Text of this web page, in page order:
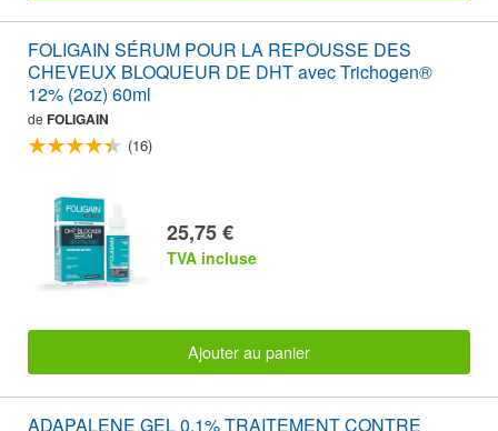
FOLIGAIN SÉRUM POUR LA REPOUSSE DES
CHEVEUX BLOQUEUR DE DHT avec Trichogen®
12% (2oz) 60ml
de FOLIGAIN
(16)
25,75 €
TVA incluse
Ajouter au panier
ADAPALENE GEL 0.1% TRAITEMENT CONTRE